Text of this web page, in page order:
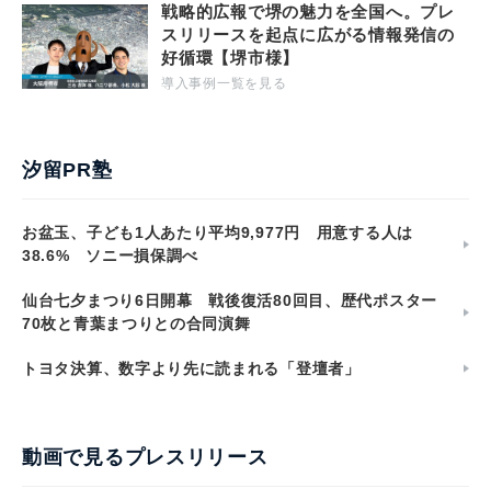
戦略的広報で堺の魅力を全国へ。プレ
スリリースを起点に広がる情報発信の
好循環【堺市様】
導入事例一覧を見る
汐留PR塾
お盆玉、子ども1人あたり平均9,977円 用意する人は
38.6% ソニー損保調べ
仙台七夕まつり6日開幕 戦後復活80回目、歴代ポスター
70枚と青葉まつりとの合同演舞
トヨタ決算、数字より先に読まれる「登壇者」
動画で見るプレスリリース